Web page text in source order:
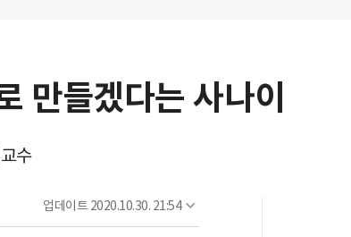
만들겠다는 사나이
수
업데이트 2020.10.30. 21:54